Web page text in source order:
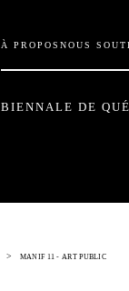
À PROPOS NOUS
BIENNALE DE
> MANIF 11 - ART PUBLIC